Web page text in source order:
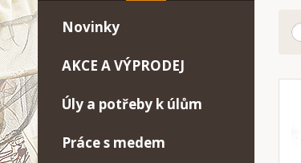
Novinky
AKCE A VÝPRODEJ
Úly a potřeby k úlům
Práce s medem